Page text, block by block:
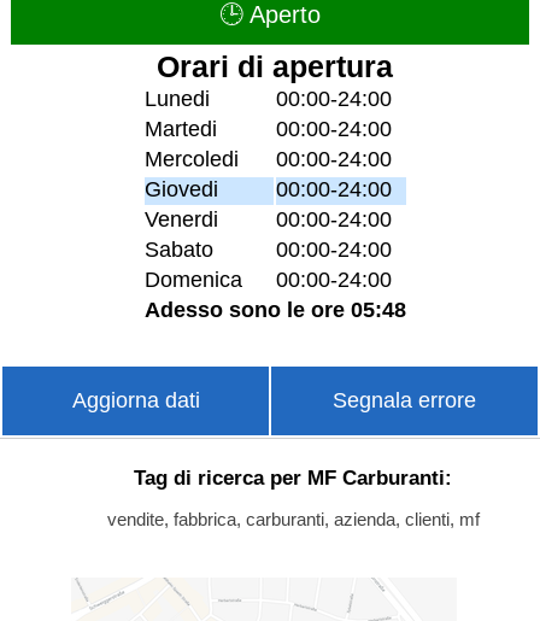
🕒 Aperto
Orari di apertura
Lunedi
00:00-24:00
Martedi
00:00-24:00
Mercoledi
00:00-24:00
Giovedi
00:00-24:00
Venerdi
00:00-24:00
Sabato
00:00-24:00
Domenica
00:00-24:00
Adesso sono le ore 05:48
Aggiorna dati Segnala errore
Tag di ricerca per MF Carburanti:
vendite, fabbrica, carburanti, azienda, clienti, mf